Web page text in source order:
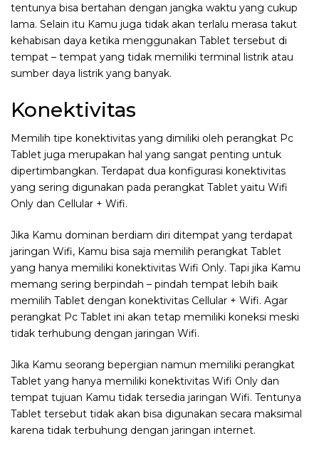
tentunya bisa bertahan dengan jangka waktu yang cukup
lama. Selain itu Kamu juga tidak akan terlalu merasa takut
kehabisan daya ketika menggunakan Tablet tersebut di
tempat – tempat yang tidak memiliki terminal listrik atau
sumber daya listrik yang banyak.
Konektivitas
Memilih tipe konektivitas yang dimiliki oleh perangkat Pc
Tablet juga merupakan hal yang sangat penting untuk
dipertimbangkan. Terdapat dua konfigurasi konektivitas
yang sering digunakan pada perangkat Tablet yaitu Wifi
Only dan Cellular + Wifi.
Jika Kamu dominan berdiam diri ditempat yang terdapat
jaringan Wifi, Kamu bisa saja memilih perangkat Tablet
yang hanya memiliki konektivitas Wifi Only. Tapi jika Kamu
memang sering berpindah – pindah tempat lebih baik
memilih Tablet dengan konektivitas Cellular + Wifi. Agar
perangkat Pc Tablet ini akan tetap memiliki koneksi meski
tidak terhubung dengan jaringan Wifi.
Jika Kamu seorang bepergian namun memiliki perangkat
Tablet yang hanya memiliki konektivitas Wifi Only dan
tempat tujuan Kamu tidak tersedia jaringan Wifi. Tentunya
Tablet tersebut tidak akan bisa digunakan secara maksimal
karena tidak terbuhung dengan jaringan internet.